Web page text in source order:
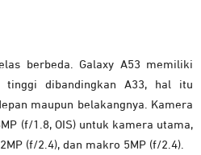
berbeda. Galaxy A53 memiliki
tinggi dibandingkan A33, hal itu
maupun belakangnya. Kamera
(f/1.8, OIS) untuk kamera utama,
(f/2.4), dan makro 5MP (f/2.4).